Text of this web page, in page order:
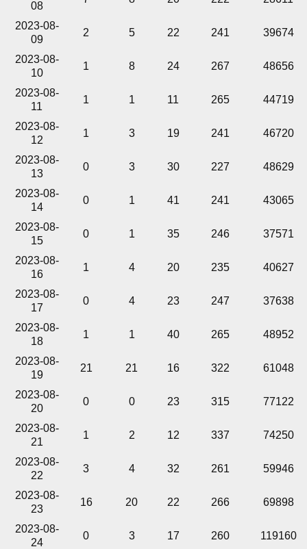
08
2023-08-
09
2 5 22 241 39674
2023-08-
10
1 8 24 267 48656
2023-08-
11
1 1 11 265 44719
2023-08-
12
1 3 19 241 46720
2023-08-
13
0 3 30 227 48629
2023-08-
14
0 1 41 241 43065
2023-08-
15
0 1 35 246 37571
2023-08-
16
1 4 20 235 40627
2023-08-
17
0 4 23 247 37638
2023-08-
18
1 1 40 265 48952
2023-08-
19
21 21 16 322 61048
2023-08-
20
0 0 23 315 77122
2023-08-
21
1 2 12 337 74250
2023-08-
22
3 4 32 261 59946
2023-08-
23
16 20 22 266 69898
2023-08-
24
0 3 17 260 119160